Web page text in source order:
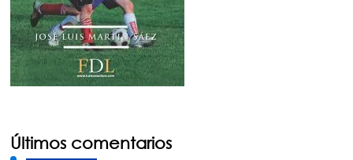
Últimos comentarios